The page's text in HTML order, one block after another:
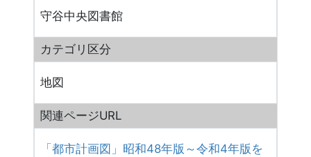
守谷中央図書館
カテゴリ区分
地図
関連ページURL
「都市計画図」昭和48年版～令和4年版を